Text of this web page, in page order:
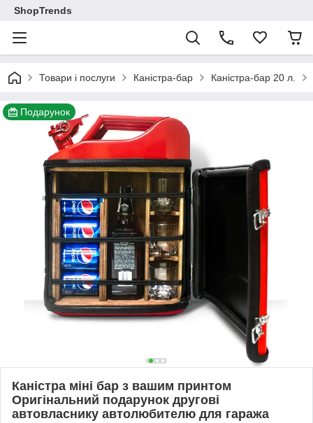
ShopTrends
Товари і послуги Каністра-бар Каністра-бар 20 л.
Подарунок
Каністра міні бар з вашим принтом
Оригінальний подарунок другові
автовласнику автолюбителю для гаража